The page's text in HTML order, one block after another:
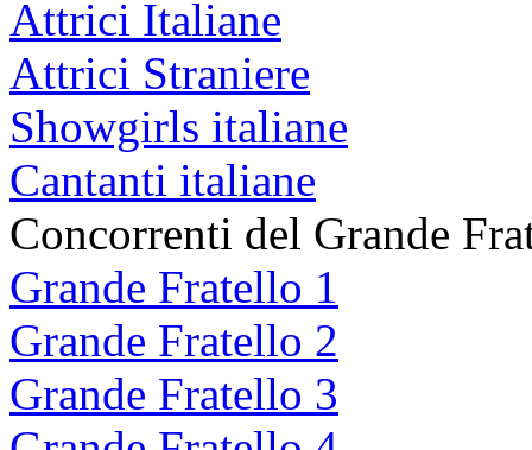
Attrici Italiane
Attrici Straniere
Showgirls italiane
Cantanti italiane
Concorrenti del Grande
Grande Fratello 1
Grande Fratello 2
Grande Fratello 3